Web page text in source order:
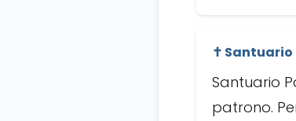
✝️ Santuario
Santuario
patrono.